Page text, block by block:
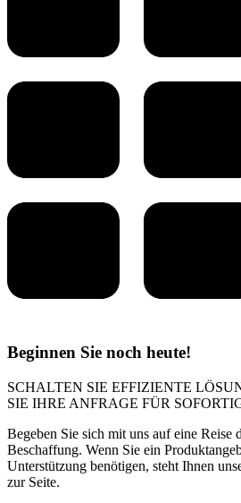
Beginnen Sie noch heute!
SCHALTEN SIE EFFIZIENTE
SIE IHRE ANFRAGE FÜR
Begeben Sie sich mit uns auf eine Reise
Beschaffung. Wenn Sie ein
Unterstützung benötigen, steht Ihnen
zur Seite.